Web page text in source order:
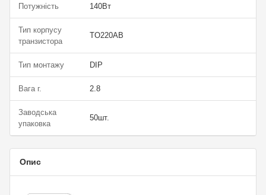
Потужність 140Вт
Тип корпусу
транзистора
TO220AB
Тип монтажу DIP
Вага г. 2.8
Заводська
упаковка
50шт.
Опис